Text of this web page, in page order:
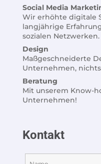
Social Media
Wir erhöhte digitale
langjährige
sozialen Netzwerken.
Design
Maßgeschneiderte
Unternehmen,
Beratung
Mit unserem Know-
Unternehmen!
Kontakt